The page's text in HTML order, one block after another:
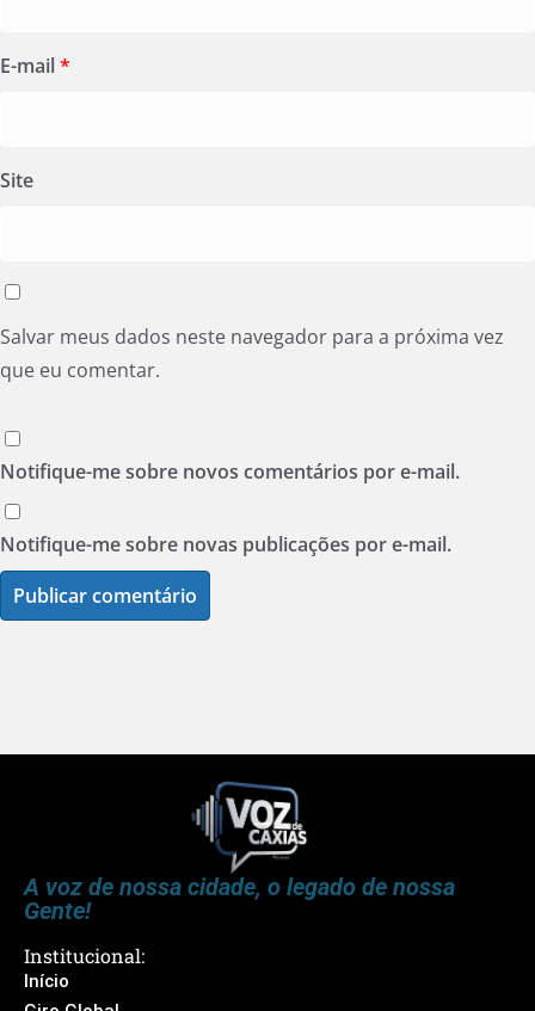
E-mail*
Site
Salvar meus dados neste navegador para a próxima vez
que eu comentar.
Notifique-me sobre novos comentários por e-mail.
Notifique-me sobre novas publicações por e-mail.
A voz de nossa cidade, o legado de nossa
Gente!
Institucional:
Início